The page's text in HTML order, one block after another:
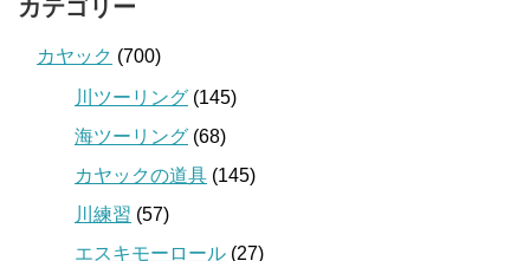
カテゴリー
カヤック (700)
川ツーリング (145)
海ツーリング (68)
カヤックの道具 (145)
川練習 (57)
エスキモーロール (27)